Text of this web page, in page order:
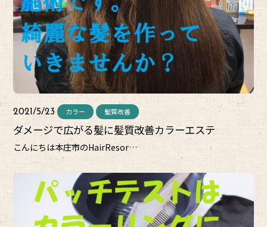
2021/5/23 カラー 髪質改善
ダメージで広がる髪に髪質改善カラーエステ
こんにちは本庄市のHairResor…